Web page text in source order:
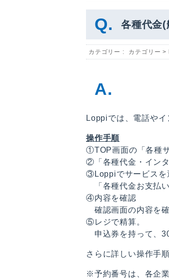
各種代金(
カテゴリー : カテゴリー >
Loppiでは、電話や
操作手順
①TOP画面の「各種
②「各種代金・イン
③Loppiでサービスを
「各種代金お支払い
④内容を確認
確認画面の内容を
⑤レジで精算。
申込券を持って、
さらに詳しい操作手
※予約番号は、各企